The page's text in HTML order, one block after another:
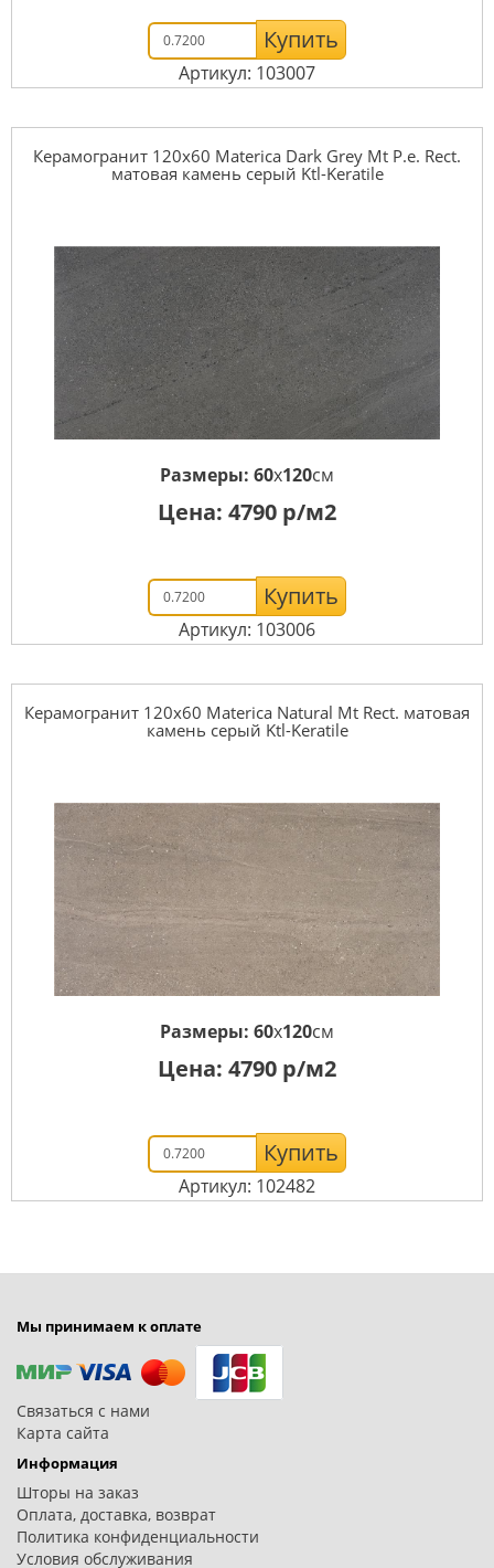
Купить
Артикул: 103007
Керамогранит 120x60 Materica Dark Grey Mt P.e. Rect.
матовая камень серый Ktl-Keratile
Размеры: 60x120см
Цена: 4790 р/м2
Купить
Артикул: 103006
Керамогранит 120x60 Materica Natural Mt Rect. матовая
камень серый Ktl-Keratile
Размеры: 60x120см
Цена: 4790 р/м2
Купить
Артикул: 102482
Мы принимаем к оплате
Связаться с нами
Карта сайта
Информация
Шторы на заказ
Оплата, доставка, возврат
Политика конфиденциальности
Условия обслуживания